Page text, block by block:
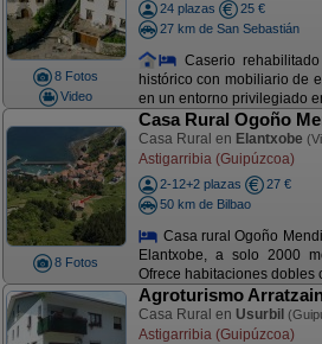
8 Fotos
Video
24 plazas
25 €
27 km de San Sebastián
Caserio
histórico con mobiliario de
en un entorno privilegiado
8 Fotos
Casa Rural Ogoño
Casa Rural en Elantxobe
Astigarribia (Guipúzcoa)
2-12+2 plazas
27 €
50 km de Bilbao
Casa rural Ogoño
Elantxobe, a solo 2000
Ofrece habitaciones dobles
Agroturismo
Casa Rural en Usurbil
Astigarribia (Guipúzcoa)